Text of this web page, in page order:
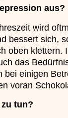
aus?
wird
bessert sich,
oben klettern.
das
bei einigen
voran
tun?